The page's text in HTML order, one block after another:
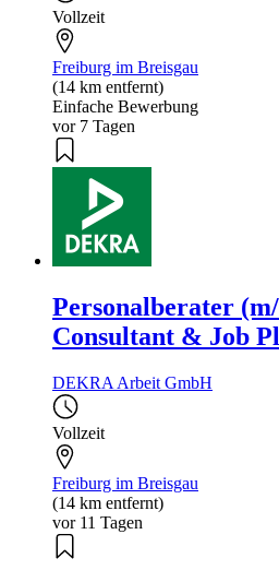
Vollzeit
Freiburg im Breisgau
(14 km entfernt)
Einfache Bewerbung
vor 7 Tagen
Personalberater
Consultant & Job
DEKRA Arbeit GmbH
Vollzeit
Freiburg im Breisgau
(14 km entfernt)
vor 11 Tagen